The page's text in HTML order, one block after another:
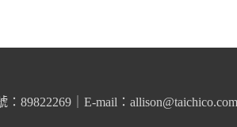
89822269｜E-mail：